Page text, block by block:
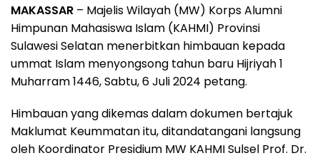
MAKASSAR – Majelis Wilayah (MW) Korps Alumni
Himpunan Mahasiswa Islam (KAHMI) Provinsi
Sulawesi Selatan menerbitkan himbauan kepada
ummat Islam menyongsong tahun baru Hijriyah 1
Muharram 1446, Sabtu, 6 Juli 2024 petang.
Himbauan yang dikemas dalam dokumen bertajuk
Maklumat Keummatan itu, ditandatangani langsung
oleh Koordinator Presidium MW KAHMI Sulsel Prof. Dr.